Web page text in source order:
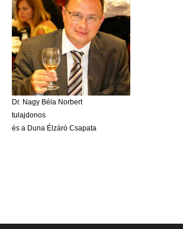
Dr. Nagy Béla Norbert
tulajdonos
és a Duna Élzáró Csapata